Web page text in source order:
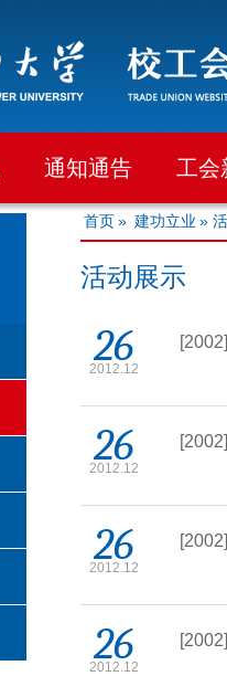
通知通告 工会
首页» 建功立业 »
活动展示
26
2012.12
26
2012.12
26
2012.12
26
2012.12